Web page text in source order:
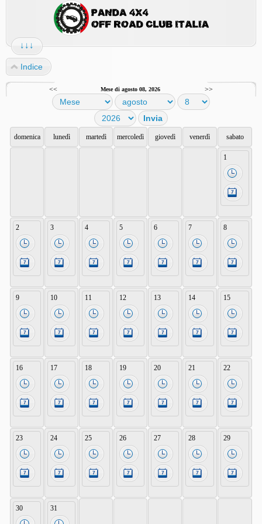
↓↓↓
Indice
<< Mese di agosto 08, 2026 >>
domenica lunedì martedì mercoledì giovedì venerdì sabato
1
2 3 4 5 6 7 8
9 10 11 12 13 14 15
16 17 18 19 20 21 22
23 24 25 26 27 28 29
30 31